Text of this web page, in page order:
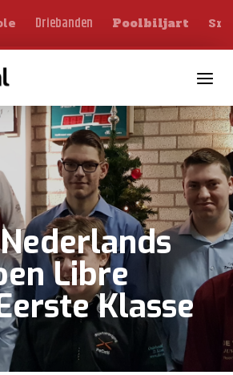
Driebanden Poolbiljart
Libre
Klasse